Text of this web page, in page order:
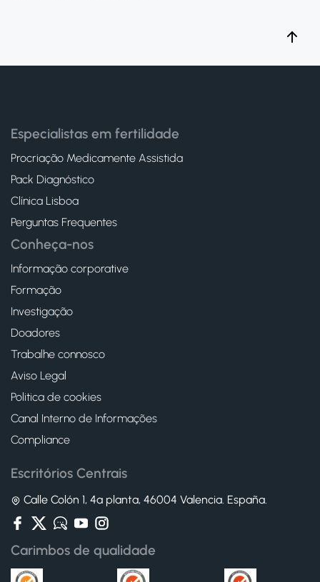
Especialistas em fertilidade
Procriação Medicamente Assistida
Pack Diagnóstico
Clínica Lisboa
Perguntas Frequentes
Conheça-nos
Informação corporative
Formação
Investigação
Doadores
Trabalhe connosco
Aviso Legal
Politica de cookies
Canal Interno de Informações
Compliance
Escritórios Centrais
Calle Colón 1, 4ª planta, 46004 Valencia. España.
Carimbos de qualidade